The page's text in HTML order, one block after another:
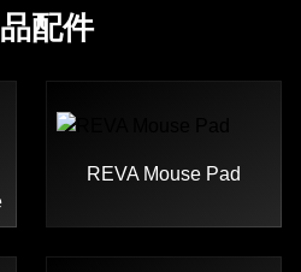
配件
REVA Mouse Pad